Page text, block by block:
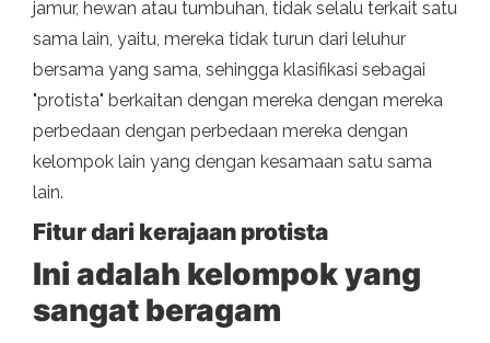
jamur, hewan atau tumbuhan, tidak selalu terkait satu
sama lain, yaitu, mereka tidak turun dari leluhur
bersama yang sama, sehingga klasifikasi sebagai
"protista" berkaitan dengan mereka dengan mereka
perbedaan dengan perbedaan mereka dengan
kelompok lain yang dengan kesamaan satu sama
lain.
Fitur dari kerajaan protista
Ini adalah kelompok yang
sangat beragam